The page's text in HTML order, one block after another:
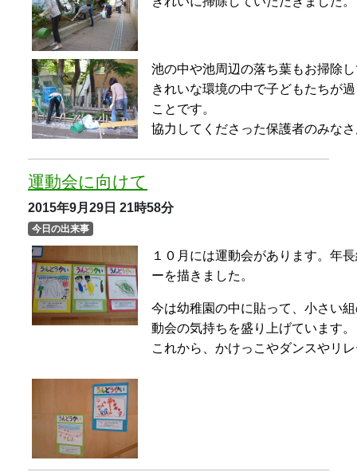
１０月には運動会があります。年
動会の気持ちを盛り上げています。
これから、かけっこやダンスやリ
９月のお誕生会（４・５歳児）
2015年9月29日21時20分
今日の出来事
昨日はゆり組・ことり組のお誕生
誕生会でした。